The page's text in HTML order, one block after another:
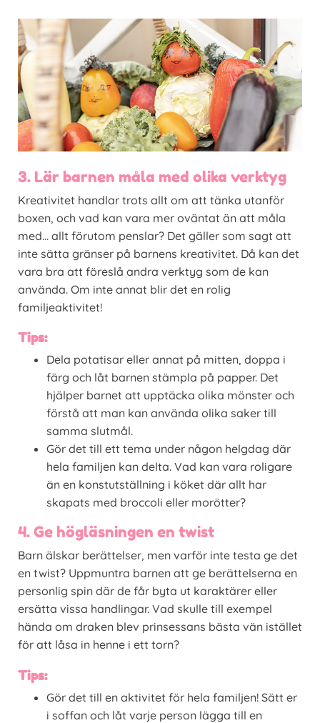
3. Lär barnen måla med olika verktyg
Kreativitet handlar trots allt om att tänka utanför
boxen, och vad kan vara mer oväntat än att måla
med… allt förutom penslar? Det gäller som sagt att
inte sätta gränser på barnens kreativitet. Då kan det
vara bra att föreslå andra verktyg som de kan
använda. Om inte annat blir det en rolig
familjeaktivitet!
Tips:
Dela potatisar eller annat på mitten, doppa i
färg och låt barnen stämpla på papper. Det
hjälper barnet att upptäcka olika mönster och
förstå att man kan använda olika saker till
samma slutmål.
Gör det till ett tema under någon helgdag där
hela familjen kan delta. Vad kan vara roligare
än en konstutställning i köket där allt har
skapats med broccoli eller morötter?
4. Ge högläsningen en twist
Barn älskar berättelser, men varför inte testa ge det
en twist? Uppmuntra barnen att ge berättelserna en
personlig spin där de får byta ut karaktärer eller
ersätta vissa handlingar. Vad skulle till exempel
hända om draken blev prinsessans bästa vän istället
för att låsa in henne i ett torn?
Tips:
Gör det till en aktivitet för hela familjen! Sätt er
i soffan och låt varje person lägga till en